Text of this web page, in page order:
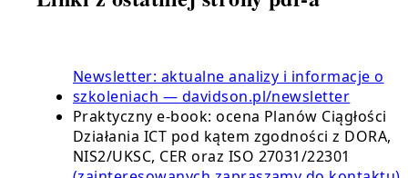
Newsletter: aktualne analizy i informacje o
szkoleniach — davidson.pl/newsletter
Praktyczny e-book: ocena Planów Ciągłości
Działania ICT pod kątem zgodności z DORA,
NIS2/UKSC, CER oraz ISO 27031/22301